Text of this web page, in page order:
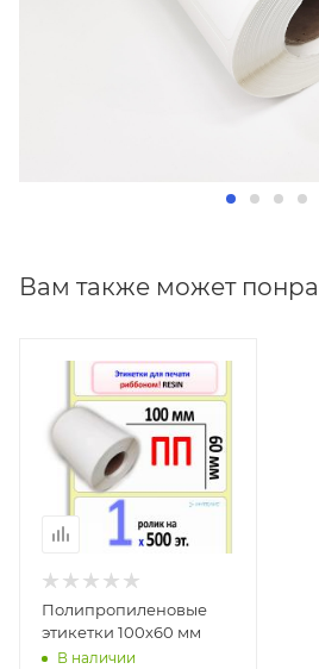
Вам также может
Полипропиленовые
этикетки 100х60 мм
В наличии